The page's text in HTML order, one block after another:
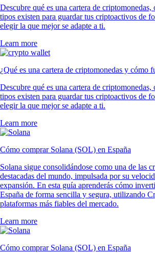
Descubre qué es una cartera de
tipos existen para guardar tus criptoactivos de
elegir la que mejor se adapte a ti.
Learn more
¿Qué es una cartera de criptomonedas y cómo
Descubre qué es una cartera de
tipos existen para guardar tus criptoactivos de
elegir la que mejor se adapte a ti.
Learn more
Cómo comprar Solana (SOL) en España
Solana sigue consolidándose como una de las
destacadas del mundo, impulsada por su
expansión. En esta guía aprenderás cómo
España de forma sencilla y segura, utilizando
plataformas más fiables del mercado.
Learn more
Cómo comprar Solana (SOL) en España